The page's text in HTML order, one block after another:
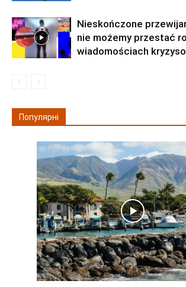
Nieskończone
nie możemy przestać
wiadomościach
Популярні